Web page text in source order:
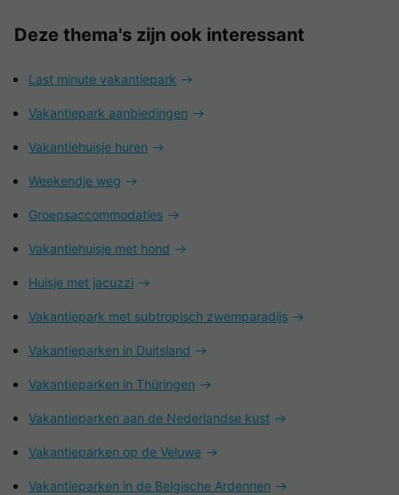
Deze thema's zijn ook interessant
Last minute vakantiepark
Vakantiepark aanbiedingen
Vakantiehuisje huren
Weekendje weg
Groepsaccommodaties
Vakantiehuisje met hond
Huisje met jacuzzi
Vakantiepark met subtropisch zwemparadijs
Vakantieparken in Duitsland
Vakantieparken in Thüringen
Vakantieparken aan de Nederlandse kust
Vakantieparken op de Veluwe
Vakantieparken in de Belgische Ardennen